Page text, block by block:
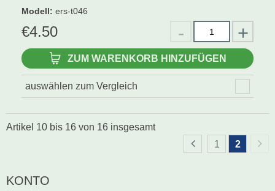
Modell: ers-t046
€4.50
ZUM WARENKORB HINZUFÜGEN
auswählen zum Vergleich
Artikel 10 bis 16 von 16 insgesamt
1
2
KONTO